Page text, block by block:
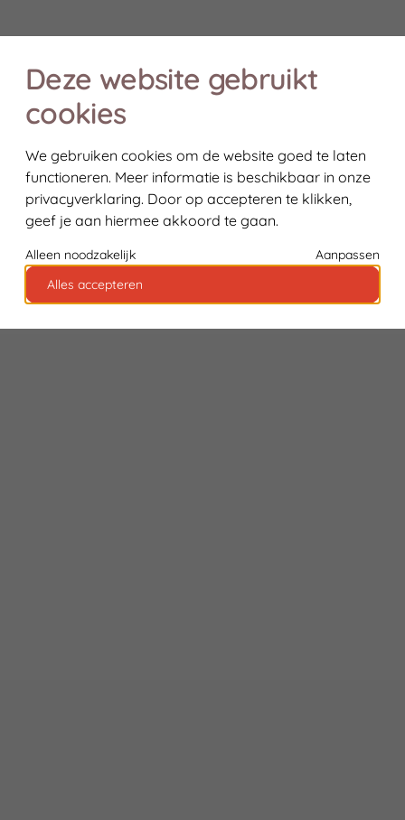
Deze website gebruikt
cookies
We gebruiken cookies om de website goed te laten
functioneren. Meer informatie is beschikbaar in onze
privacyverklaring. Door op accepteren te klikken,
geef je aan hiermee akkoord te gaan.
Alles accepteren
Aanpassen
Alleen noodzakelijk